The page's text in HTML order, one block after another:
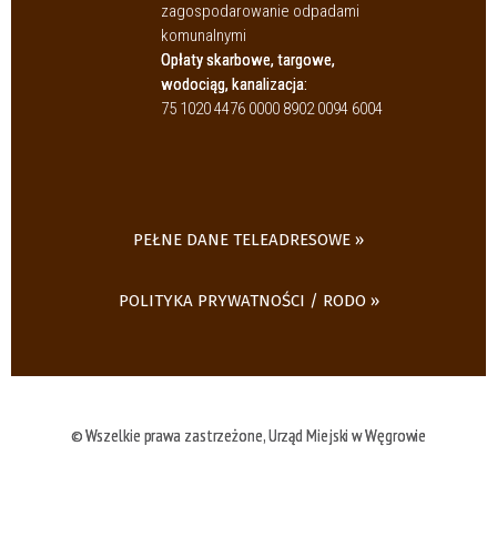
zagospodarowanie odpadami
komunalnymi
Opłaty skarbowe, targowe,
wodociąg, kanalizacja:
75 1020 4476 0000 8902 0094 6004
PEŁNE DANE TELEADRESOWE
POLITYKA PRYWATNOŚCI / RODO
© Wszelkie prawa zastrzeżone, Urząd Miejski w Węgrowie